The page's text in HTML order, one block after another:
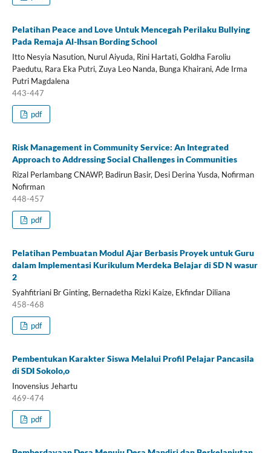
Pelatihan Peace and Love Untuk Mencegah Perilaku Bullying
Pada Remaja Al-Ihsan Bording School
Itto Nesyia Nasution, Nurul Aiyuda, Rini Hartati, Goldha Faroliu
Paedutu, Rara Eka Putri, Zuya Leo Nanda, Bunga Khairani, Ade Irma
Putri Magdalena
443-447
pdf
Risk Management in Community Service: An Integrated
Approach to Addressing Social Challenges in Communities
Rizal Perlambang CNAWP, Badirun Basir, Desi Derina Yusda, Nofirman
Nofirman
448-457
pdf
Pelatihan Pembuatan Modul Ajar Berbasis Proyek untuk Guru
dalam Implementasi Kurikulum Merdeka Belajar di SD N wasur
2
Syahfitriani Br Ginting, Bernadetha Rizki Kaize, Ekfindar Diliana
458-468
pdf
Pembentukan Karakter Siswa Melalui Profil Pelajar Pancasila
di SDI Sokolo,o
Inovensius Jehartu
469-474
pdf